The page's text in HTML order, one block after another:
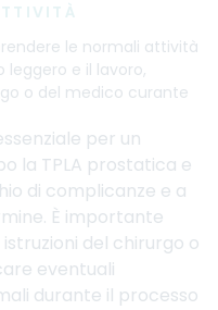
le normali attività
leggero e il lavoro,
o del medico curante
per un
la TPLA prostatica e
di complicanze e a
È importante
del chirurgo o
eventuali
durante il processo